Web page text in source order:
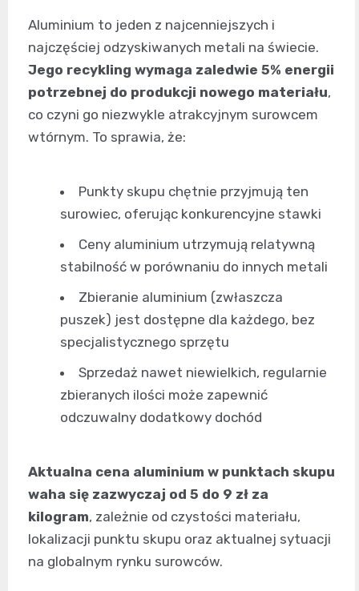
Aluminium to jeden z najcenniejszych i
najczęściej odzyskiwanych metali na świecie.
Jego recykling wymaga zaledwie 5% energii
potrzebnej do produkcji nowego materiału,
co czyni go niezwykle atrakcyjnym surowcem
wtórnym. To sprawia, że:
Punkty skupu chętnie przyjmują ten
surowiec, oferując konkurencyjne stawki
Ceny aluminium utrzymują relatywną
stabilność w porównaniu do innych metali
Zbieranie aluminium (zwłaszcza
puszek) jest dostępne dla każdego, bez
specjalistycznego sprzętu
Sprzedaż nawet niewielkich, regularnie
zbieranych ilości może zapewnić
odczuwalny dodatkowy dochód
Aktualna cena aluminium w punktach skupu
waha się zazwyczaj od 5 do 9 zł za
kilogram, zależnie od czystości materiału,
lokalizacji punktu skupu oraz aktualnej sytuacji
na globalnym rynku surowców.